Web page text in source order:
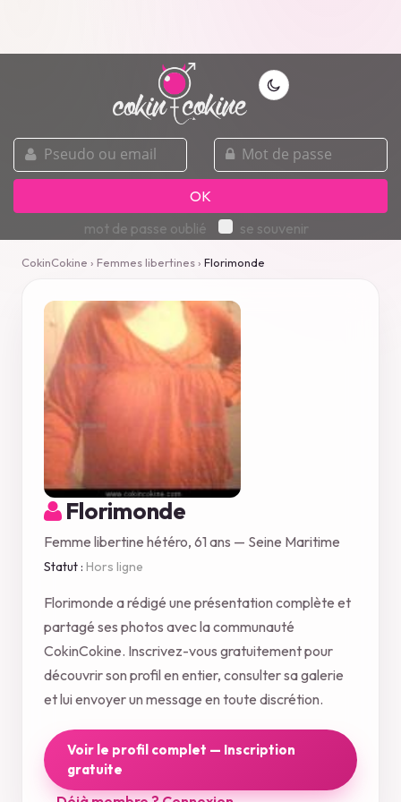
pseudo
ou
email
mot
de
passe
OK
mot de passe oublié
se souvenir
CokinCokine › Femmes libertines› Florimonde
Florimonde
Femme libertine hétéro, 61 ans — Seine Maritime
Statut : Hors ligne
Florimonde a rédigé une présentation complète et
partagé ses photos avec la communauté
CokinCokine. Inscrivez-vous gratuitement pour
découvrir son profil en entier, consulter sa galerie
et lui envoyer un message en toute discrétion.
Voir le profil complet — Inscription
gratuite